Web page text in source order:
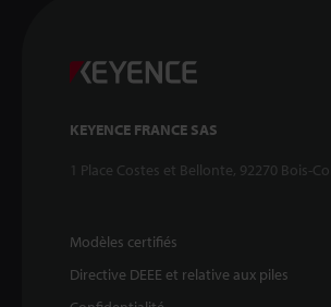
KEYENCE FRANCE SAS
1 Place Costes et Bellonte, 92270 Bois-
Modèles certifiés
Directive DEEE et relative aux piles